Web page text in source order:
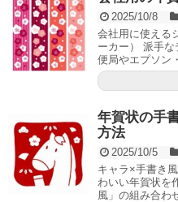
2025/10/8
会社用に使える
ーカー） 派手
便局やエプソン
年賀状の手
方法
2025/10/5
キャラ×手書き
わいい年賀状を
風」の組み合わ